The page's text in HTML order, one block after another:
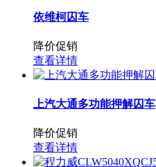
依维柯囚车
降价促销
查看详情
上汽大通多功能押解囚车
降价促销
查看详情